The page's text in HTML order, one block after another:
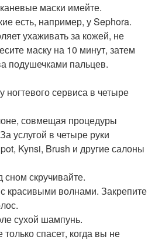
маски имейте.
есть, например, у Sephora.
ухаживать за кожей, не
маску на 10 минут, затем
подушечками пальцев.
ногтевого сервиса в четыре
совмещая процедуры
услугой в четыре руки
Kynsi, Brush и другие салоны
скручивайте.
красивыми волнами. Закрепите
сухой шампунь.
спасет, когда вы не